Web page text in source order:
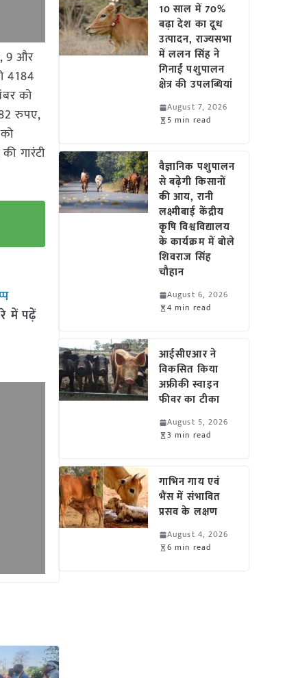
9 और
4184
को
रुपए,
गारंटी
में पढ़ें
10 साल में 70%
बढ़ा देश का दूध
उत्पादन, राज्यसभा
में ललन सिंह ने
गिनाईं पशुपालन
क्षेत्र की उपलब्धियां
August 7, 2026
5 min read
वैज्ञानिक पशुपालन
से बढ़ेगी किसानों
की आय, रानी
लक्ष्मीबाई केंद्रीय
कृषि विश्वविद्यालय
के कार्यक्रम में बोले
शिवराज सिंह
चौहान
August 6, 2026
4 min read
आईसीएआर ने
विकसित किया
अफ्रीकी स्वाइन
फीवर का टीका
August 5, 2026
3 min read
गाभिन गाय एवं
भैंस में संभावित
प्रसव के लक्षण
August 4, 2026
6 min read